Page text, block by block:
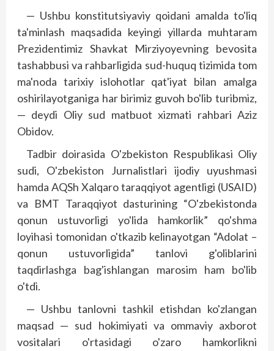
— Ushbu konstitutsiyaviy qoidani amalda to'liq
ta'minlash maqsadida keyingi yillarda muhtaram
Prezidentimiz Shavkat Mirziyoyevning bevosita
tashabbusi va rahbarligida sud-huquq tizimida tom
ma'noda tarixiy islohotlar qat'iyat bilan amalga
oshirilayotganiga har birimiz guvoh bo'lib turibmiz,
— deydi Oliy sud matbuot xizmati rahbari Aziz
Obidov.
Tadbir doirasida O'zbekiston Respublikasi Oliy
sudi, O'zbekiston Jurnalistlari ijodiy uyushmasi
hamda AQSh Xalqaro taraqqiyot agentligi (USAID)
va BMT Taraqqiyot dasturining “O'zbekistonda
qonun ustuvorligi yo'lida hamkorlik” qo'shma
loyihasi tomonidan o'tkazib kelinayotgan “Adolat –
qonun ustuvorligida” tanlovi g'oliblarini
taqdirlashga bag'ishlangan marosim ham bo'lib
o'tdi.
— Ushbu tanlovni tashkil etishdan ko'zlangan
maqsad — sud hokimiyati va ommaviy axborot
vositalari o'rtasidagi o'zaro hamkorlikni